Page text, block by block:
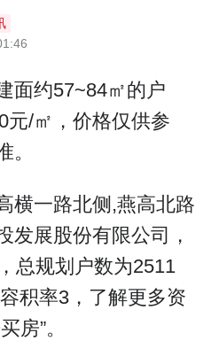
面约57~84㎡的户
元/㎡，价格仅供参
。
横一路北侧,燕高北路
发展股份有限公司，
总规划户数为2511
积率3，了解更多资
房”。